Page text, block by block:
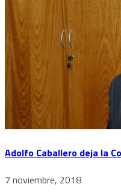
Adolfo Caballero deja la
7 noviembre, 2018